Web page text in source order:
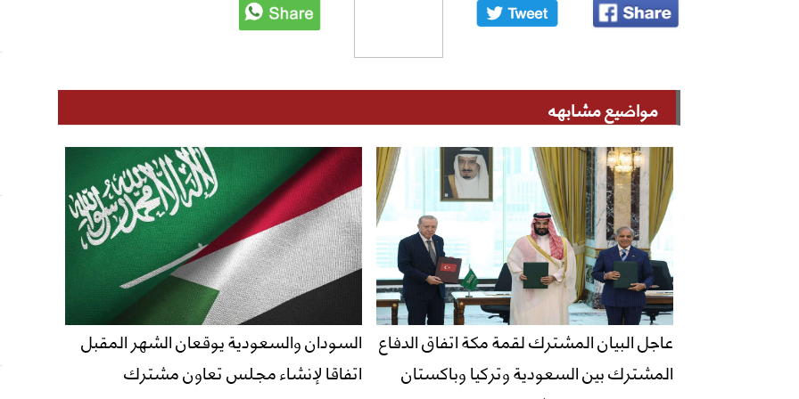
مواضيع مشابهه
عاجل البيان المشترك لقمة مكة اتفاق الدفاع
المشترك بين السعودية وتركيا وباكستان
السودان والسعودية يوقعان الشهر المقبل
اتفاقا لإنشاء مجلس تعاون مشترك